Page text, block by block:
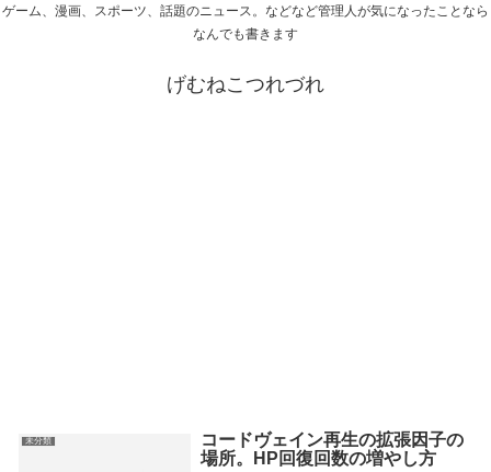
ゲーム、漫画、スポーツ、話題のニュース。などなど管理人が気になったことなら
なんでも書きます
げむねこつれづれ
未分類
コードヴェイン再生の拡張因子の
場所。HP回復回数の増やし方